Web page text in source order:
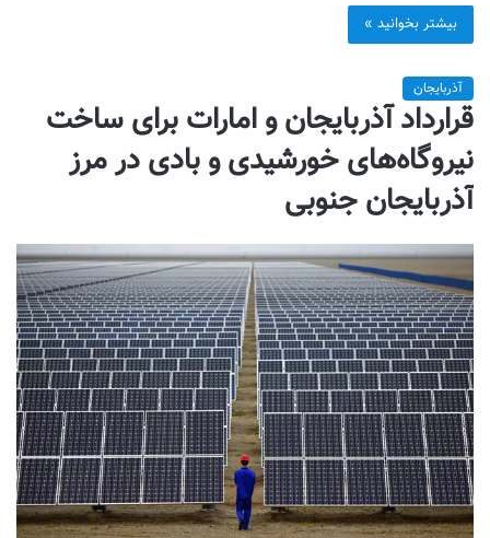
بیشتر بخوانید »
آذربایجان
قرارداد آذربایجان و امارات برای ساخت
نیروگاه‌های خورشیدی و بادی در مرز
آذربایجان جنوبی